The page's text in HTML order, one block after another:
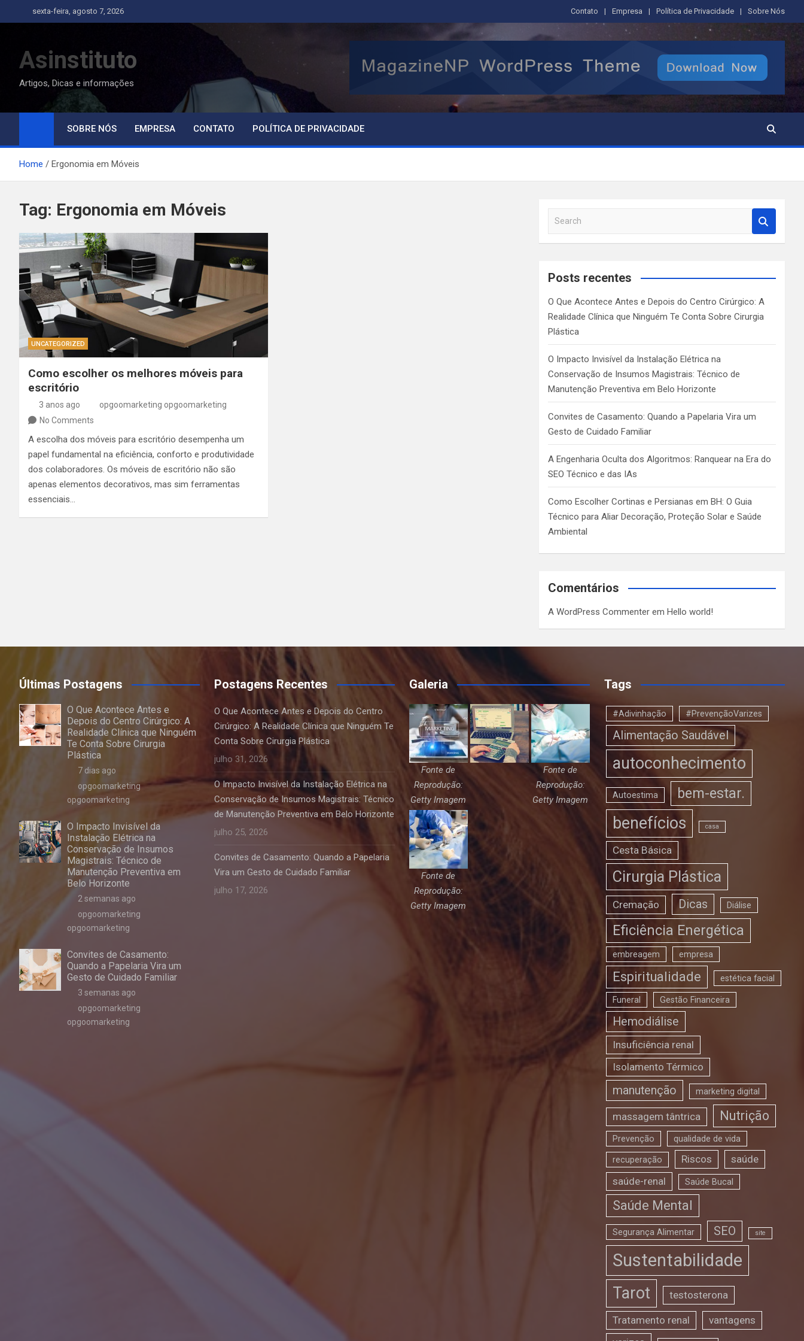
to
sexta-feira, agosto 7, 2026 Contato Empresa Política de Privacidade Sobre Nós
Asinstituto
Artigos, Dicas e informações
SOBRE NÓS EMPRESA CONTATO POLÍTICA DE PRIVACIDADE
Home Ergonomia em Móveis
Tag: Ergonomia em Móveis
UNCATEGORIZED
Como escolher os melhores móveis para
escritório
3 anos ago
opgoomarketing opgoomarketing
No Comments
A escolha dos móveis para escritório desempenha um
papel fundamental na eficiência, conforto e produtividade
dos colaboradores. Os móveis de escritório não são
apenas elementos decorativos, mas sim ferramentas
essenciais…
a
c
Posts recentes
O Que Acontece Antes e Depois do Centro Cirúrgico: A
Realidade Clínica que Ninguém Te Conta Sobre Cirurgia
Plástica
O Impacto Invisível da Instalação Elétrica na
Conservação de Insumos Magistrais: Técnico de
Manutenção Preventiva em Belo Horizonte
Convites de Casamento: Quando a Papelaria Vira um
Gesto de Cuidado Familiar
A Engenharia Oculta dos Algoritmos: Ranquear na Era do
SEO Técnico e das IAs
Como Escolher Cortinas e Persianas em BH: O Guia
Técnico para Aliar Decoração, Proteção Solar e Saúde
Ambiental
Comentários
A WordPress Commenter emHello world!
Últimas Postagens
O Que Acontece Antes e
Depois do Centro Cirúrgico: A
Realidade Clínica que Ninguém
Te Conta Sobre Cirurgia
Plástica
7 dias ago
opgoomarketing
opgoomarketing
O Impacto Invisível da
Instalação Elétrica na
Conservação de Insumos
Magistrais: Técnico de
Manutenção Preventiva em
Belo Horizonte
2 semanas ago
opgoomarketing
opgoomarketing
Convites de Casamento:
Quando a Papelaria Vira um
Gesto de Cuidado Familiar
3 semanas ago
opgoomarketing
opgoomarketing
Postagens Recentes
O Que Acontece Antes e Depois do Centro
Cirúrgico: A Realidade Clínica que Ninguém Te
Conta Sobre Cirurgia Plástica
julho 31, 2026
O Impacto Invisível da Instalação Elétrica na
Conservação de Insumos Magistrais: Técnico
de Manutenção Preventiva em Belo Horizonte
julho 25, 2026
Convites de Casamento: Quando a Papelaria
Vira um Gesto de Cuidado Familiar
julho 17, 2026
Galeria
Fonte de
Reprodução:
Getty Imagem
Fonte de
Reprodução:
Getty Imagem
Fonte de
Reprodução:
Getty Imagem
Tags
#Adivinhação #PrevençãoVarizes
Alimentação Saudável
autoconhecimento
Autoestima bem-estar.
benefícios casa
Cesta Básica
Cirurgia Plástica
Cremação Dicas Diálise
Eficiência Energética
embreagem empresa
Espiritualidade estética facial
Funeral Gestão Financeira
Hemodiálise
Insuficiência renal
Isolamento Térmico
manutenção marketing digital
massagem tântrica Nutrição
Prevenção qualidade de vida
recuperação Riscos
saúde
saúde-renal
Saúde Bucal
Saúde Mental
Segurança Alimentar SEO site
Sustentabilidade
Tarot testosterona
Tratamento renal
vantagens